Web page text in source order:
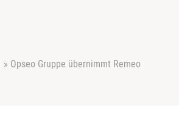
» Opseo Gruppe übernimmt Remeo